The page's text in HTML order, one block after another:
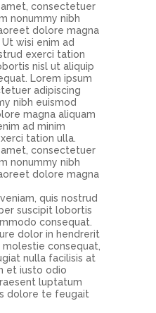
consectetuer
nonummy nibh
dolore magna
wisi enim ad
exerci tation
nisl ut aliquip
Lorem ipsum
adipiscing
nibh euismod
magna aliquam
ad minim
tation ulla.
consectetuer
nonummy nibh
dolore magna
quis nostrud
suscipit lobortis
consequat.
dolor in hendrerit
consequat,
nulla facilisis at
et iusto odio
luptatum
dolore te feugait